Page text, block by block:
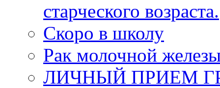
старческого возраста.
Скоро в школу
Рак молочной
ЛИЧНЫЙ ПРИЕМ